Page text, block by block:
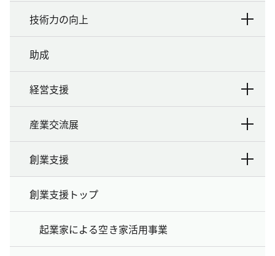
技術力の向上
助成
経営支援
産業交流展
創業支援
創業支援トップ
起業家による空き家活用事業